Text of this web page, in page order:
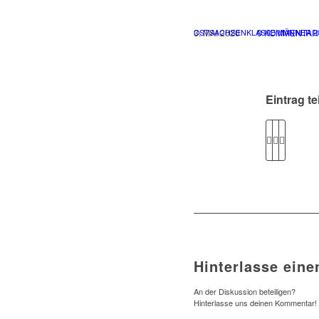
3. MAI 2020 / 0
OSTSACHSENKLASSE MÄNNER
Eintrag
Hinterlasse
An der Diskussion beteiligen?
Hinterlasse uns deinen Kommentar!